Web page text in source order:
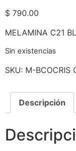
$ 790.00
MELAMINA C21
Sin existencias
SKU: M-BCOCRIS
Descripción